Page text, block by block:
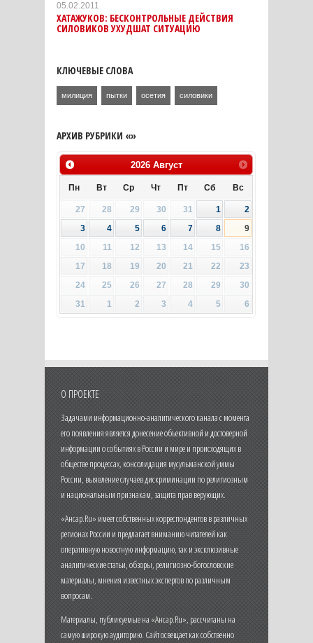
05.02.2011
ХАТАЖУКОВ: БЕСКОНТРОЛЬНЫЕ ДЕЙСТВИЯ
СИЛОВИКОВ УХУДШАТ СИТУАЦИЮ
КЛЮЧЕВЫЕ СЛОВА
милиция пытки осетия силовики
АРХИВ РУБРИКИ «»
2026 Август
Пн Вт Ср Чт Пт Сб Вс
27 28 29 30 31 1
2
3
4 5 6 7 8
9
10
11 12 13 14 15
16
17
18 19 20 21 22
23
24
25 26 27 28 29
30
31
1 2 3 4 5 6
О ПРОЕКТЕ
Задачами информационно-аналитического канала с момента
его появления является донесение объективной и достоверной
информации о событиях в России и мире и происходящих в
обществе процессах, консолидация мусульманской уммы
России, выявление случаев дискриминации по религиозным
и национальным признакам, защита прав верующих.
«Ансар.Ru» имеет собственных корреспондентов в различных
регионах России и предлагает вниманию читателей как
оперативную новостную информацию, так и эксклюзивные
аналитические статьи, обзоры, религиозно-богословские
материалы, мнения известных экспертов по различным
вопросам.
Материалы, публикуемые на «Ансар.Ru», рассчитаны на
самую широкую аудиторию. Сайт освещает как собственно